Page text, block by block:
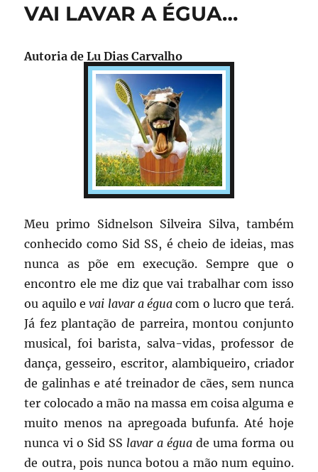
VAI LAVAR A ÉGUA…
Autoria deLu Dias Carvalho
Meu primo Sidnelson Silveira Silva, também
conhecido como Sid SS, é cheio de ideias, mas
nunca as põe em execução. Sempre que o
encontro ele me diz que vai trabalhar com isso
ou aquilo evai lavar a égua com o lucro que terá.
Já fez plantação de parreira, montou conjunto
musical, foi barista, salva-vidas, professor de
dança, gesseiro, escritor, alambiqueiro, criador
de galinhas e até treinador de cães, sem nunca
ter colocado a mão na massa em coisa alguma e
muito menos na apregoada bufunfa. Até hoje
nunca vi o Sid SS lavar a égua de uma forma ou
de outra, pois nunca botou a mão num equino.